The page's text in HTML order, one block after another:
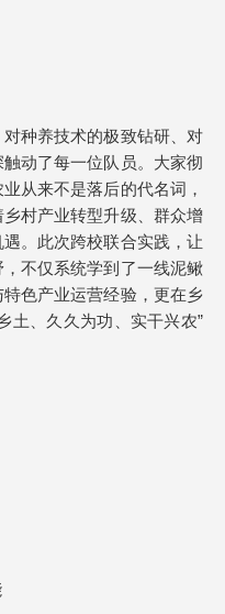
种养技术的极致钻研、对
动了每一位队员。大家彻
从来不是落后的代名词，
村产业转型升级、群众增
。此次跨校联合实践，让
不仅系统学到了一线泥鳅
色产业运营经验，更在乡
土、久久为功、实干兴农”